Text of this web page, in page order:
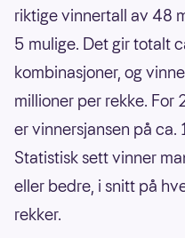
riktige vinnertall av 48
5 mulige. Det gir totalt
kombinasjoner, og
millioner per rekke.
er vinnersjansen på ca.
Statistisk sett vinner
eller bedre, i snitt på
rekker.